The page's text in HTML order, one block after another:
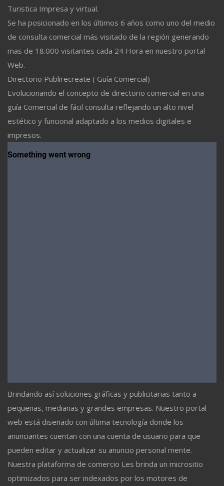
Turistica Impresa y virtual.
Se ha posicionado en los últimos 6 años como uno del medio
de consulta comercial más visitado de la región generando
mas de 18.000 visitantes cada 24 Hora en nuestro portal
Web.
Directorio Publirecreate ( Guía Comercial)
Evolucionando el concepto de directorio comercial en una
guía Comercial de fácil consulta reflejando un alto nivel
estético y funcional adaptado a los medios digitales e
impresos.
Brindando así soluciones gráficas y publicitarias tanto a
pequeñas, medianas y grandes empresas. Nuestro portal
web está diseñado con última tecnología donde los
anunciantes cuentan con una cuenta de usuario para que
pueden editar y actualizar su anuncio personal mente.
Nuestra plataforma de comercio Les brinda un micrositio
optimizados para ser indexados por los motores de